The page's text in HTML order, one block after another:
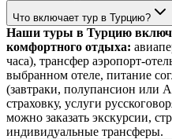
Что включает тур в Турцию?
Наши туры в Турцию
комфортного отдыха:
часа), трансфер аэропорт-
выбранном отеле, питание
(завтраки, полупансион или
страховку, услуги
можно заказать экскурсии,
индивидуальные трансферы.